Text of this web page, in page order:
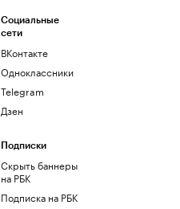
Социальные
сети
ВКонтакте
Одноклассники
Telegram
Дзен
Подписки
Скрыть баннеры
на РБК
Подписка на РБК